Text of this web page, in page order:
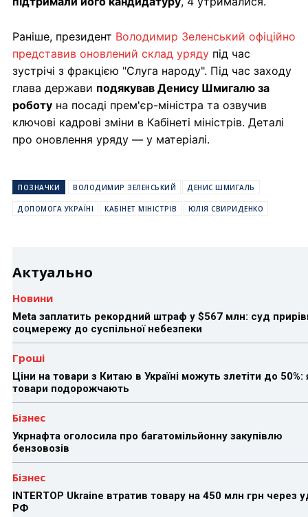
Раніше, президент Володимир Зеленський офіційно
представив оновлений склад уряду під час
зустрічі з фракцією "Слуга народу". Під час заходу
глава держави подякував Денису Шмигалю за
роботу на посаді прем'єр-міністра та озвучив
ключові кадрові зміни в Кабінеті міністрів. Деталі
про оновлення уряду — у матеріалі.
ПОЗНАЧКИ ВОЛОДИМИР ЗЕЛЕНСЬКИЙ ДЕНИС ШМИГАЛЬ
ДОПОМОГА УКРАЇНІ КАБІНЕТ МІНІСТРІВ ЮЛІЯ СВИРИДЕНКО
Актуально
Новини
Meta заплатить рекордний штраф у $567 млн: суд
соцмережу до суспільної небезпеки
Гроші
Ціни на товари з Китаю в Україні можуть злетіти до 50%:
товари подорожчають
Бізнес
Укрнафта оголосила про багатомільйонну закупівлю
бензовозів
Бізнес
INTERTOP Ukraine втратив товару на 450 млн грн через
РФ